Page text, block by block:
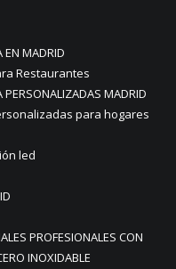
EN MADRID
Restaurantes
MADRID
para hogares
led
PROFESIONALES CON
INOXIDABLE